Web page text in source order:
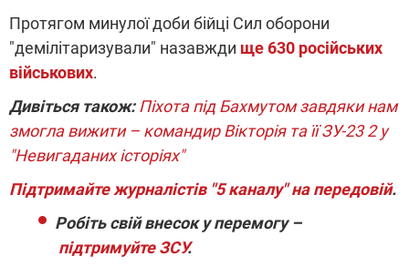
Протягом минулої доби бійці Сил оборони
"демілітаризували" назавжди ще 630 російських
військових.
Дивіться також: Піхота під Бахмутом завдяки нам
змогла вижити – командир Вікторія та її ЗУ-23 2 у
"Невигаданих історіях"
Підтримайте журналістів "5 каналу" на передовій.
Робіть свій внесок у перемогу –
підтримуйте ЗСУ.